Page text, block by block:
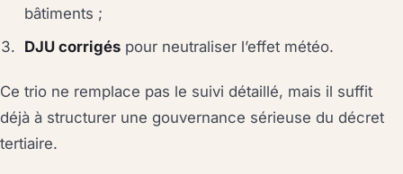
bâtiments ;
DJU corrigés pour neutraliser l’effet météo.
Ce trio ne remplace pas le suivi détaillé, mais il suffit
déjà à structurer une gouvernance sérieuse du décret
tertiaire.